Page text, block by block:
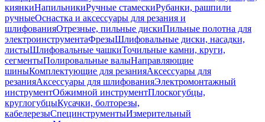
киянкиНапильникиРучные стамескиРубанки, рашпили
ручныеОснастка и аксессуары для резания и
шлифованияОтрезные, пильные дискиПильные полотна для
электроинструментаФрезыШлифовальные диски, насадки,
листыШлифовальные чашкиТочильные камни, круги,
сегментыПолировальные валыНаправляющие
шиныКомплектующие для резанияАксессуары для
резанияАксессуары для шлифованияЭлектромонтажный
инструментОбжимной инструментПлоскогубцы,
круглогубцыКусачки, болторезы,
кабелерезыСпецинструментыИзмерительный